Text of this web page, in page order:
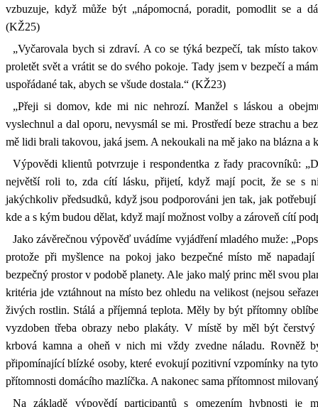
vzbuzuje, když může být „nápomocná, poradit, pomodlit se a
(KŽ25)
„Vyčarovala bych si zdraví. A co se týká bezpečí, tak místo
proletět svět a vrátit se do svého pokoje. Tady jsem v bezpečí a
uspořádané tak, abych se všude dostala.“ (KŽ23)
„Přeji si domov, kde mi nic nehrozí. Manžel s láskou a
vyslechnul a dal oporu, nevysmál se mi. Prostředí beze strachu a
mě lidi brali takovou, jaká jsem. A nekoukali na mě jako na blázna a
Výpovědi klientů potvrzuje i respondentka z řady pracovníků:
největší roli to, zda cítí lásku, přijetí, když mají pocit, že se s
jakýchkoliv předsudků, když jsou podporováni jen tak, jak
kde a s kým budou dělat, když mají možnost volby a zároveň cítí
Jako závěrečnou výpověď uvádíme vyjádření mladého muže:
protože při myšlence na pokoj jako bezpečné místo mě
bezpečný prostor v podobě planety. Ale jako malý princ měl svou
kritéria jde vztáhnout na místo bez ohledu na velikost (nejsou
živých rostlin. Stálá a příjemná teplota. Měly by být přítomny
vyzdoben třeba obrazy nebo plakáty. V místě by měl být
krbová kamna a oheň v nich mi vždy zvedne náladu. Rovněž
připomínající blízké osoby, které evokují pozitivní vzpomínky na
přítomnosti domácího mazlíčka. A nakonec sama přítomnost
Na základě výpovědí participantů s omezením hybnosti je